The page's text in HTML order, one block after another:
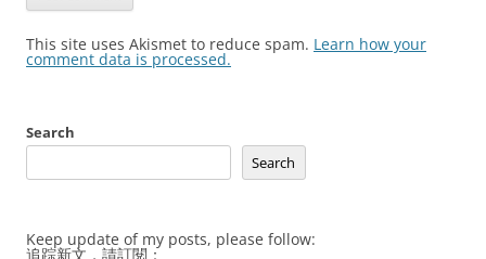
This site uses Akismet to reduce spam. Learn how your
comment data is processed.
Search
Search
Keep update of my posts, please follow:
追踪新文，請訂閱：